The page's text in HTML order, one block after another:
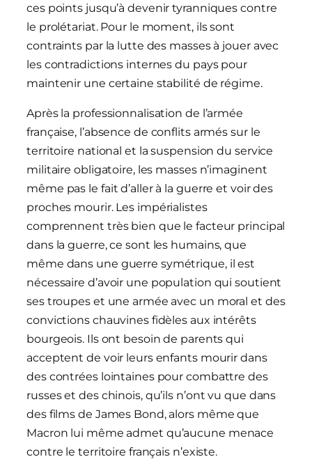
ces points jusqu’à devenir tyranniques contre
le prolétariat. Pour le moment, ils sont
contraints par la lutte des masses à jouer avec
les contradictions internes du pays pour
maintenir une certaine stabilité de régime.
Après la professionnalisation de l’armée
française, l’absence de conflits armés sur le
territoire national et la suspension du service
militaire obligatoire, les masses n’imaginent
même pas le fait d’aller à la guerre et voir des
proches mourir. Les impérialistes
comprennent très bien que le facteur principal
dans la guerre, ce sont les humains, que
même dans une guerre symétrique, il est
nécessaire d’avoir une population qui soutient
ses troupes et une armée avec un moral et des
convictions chauvines fidèles aux intérêts
bourgeois. Ils ont besoin de parents qui
acceptent de voir leurs enfants mourir dans
des contrées lointaines pour combattre des
russes et des chinois, qu’ils n’ont vu que dans
des films de James Bond, alors même que
Macron lui même admet qu’aucune menace
contre le territoire français n’existe.